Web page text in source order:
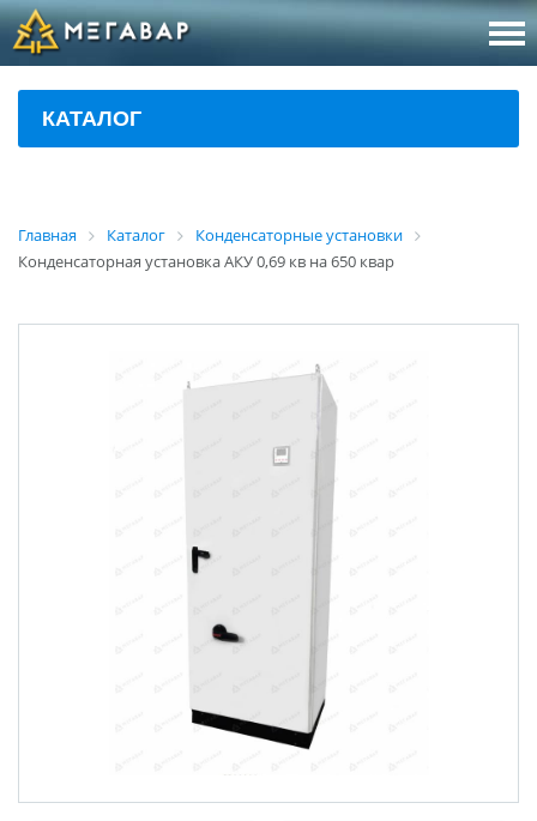
8
КАТАЛОГ
Главная Каталог
Конденсаторные установки
Конденсаторная установка АКУ 0,69 кв на 650 квар